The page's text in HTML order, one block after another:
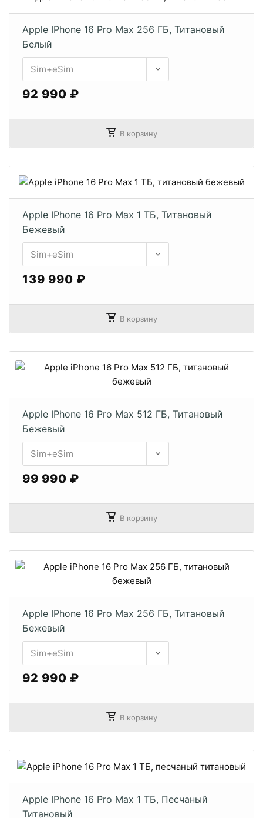
Apple IPhone 16 Pro Max 256 ГБ, Титановый
Белый
92 990 ₽
В корзину
Apple IPhone 16 Pro Max 1 ТБ, Титановый
Бежевый
139 990 ₽
В корзину
Apple IPhone 16 Pro Max 512 ГБ, Титановый
Бежевый
99 990 ₽
В корзину
Apple IPhone 16 Pro Max 256 ГБ, Титановый
Бежевый
92 990 ₽
В корзину
Apple IPhone 16 Pro Max 1 ТБ, Песчаный
Титановый